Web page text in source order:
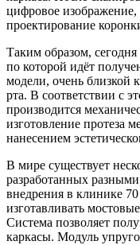
цифровое изображение,
проектирование
Таким образом,
по которой идёт
модели, очень близкой
рта. В соответствии с
производится
изготовление протеза
нанесением
В мире существует
разработанных
внедрения в клинике
изготавливать
Система позволяет
каркасы. Модуль